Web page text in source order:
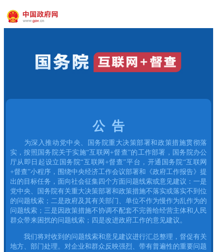
公 告
为深入推动党中央、国务院重大决策部署和政策措施贯彻落
实，按照国务院关于实施“互联网+督查”的工作部署，国务院办公
厅从即日起设立国务院“互联网+督查”平台，开通国务院“互联网
+督查”小程序，围绕中央经济工作会议部署和《政府工作报告》提
出的目标任务，面向社会征集四个方面问题线索或意见建议：一是
党中央、国务院有关重大决策部署和政策措施不落实或落实不到位
的问题线索；二是政府及其有关部门、单位不作为慢作为乱作为的
问题线索；三是因政策措施不协调不配套不完善给经营主体和人民
群众带来困扰的问题线索；四是改进政府工作的意见建议。
我们将对收到的问题线索和意见建议进行汇总整理，督促有关
地方、部门处理。对企业和群众反映强烈、带有普遍性的重要问题